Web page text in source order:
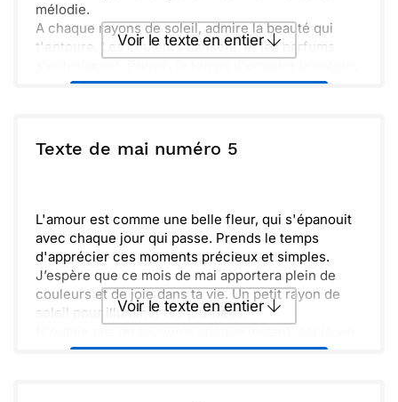
mélodie.
A chaque rayons de soleil, admire la beauté qui
t'entoure. Les couleurs dansent, et les parfums
elle a tant à offrir.
jardinage. Ce lien nous rapproche et rend tout
encore plus précieux.
que nous observons grandir. Ensemble, faisons
fleurir notre amitié.
Voir le texte en entier
ou : Copier Recevoir par mail
Texte de mai numéro 5
L'amour est comme une belle fleur, qui s'épanouit
avec chaque jour qui passe. Prends le temps
d'apprécier ces moments précieux et simples.
J’espère que ce mois de mai apportera plein de
couleurs et de joie dans ta vie. Un petit rayon de
soleil pour illuminer tes journées.
est un cadeau. En attendant, j'envoie des pensées
Voir le texte en entier